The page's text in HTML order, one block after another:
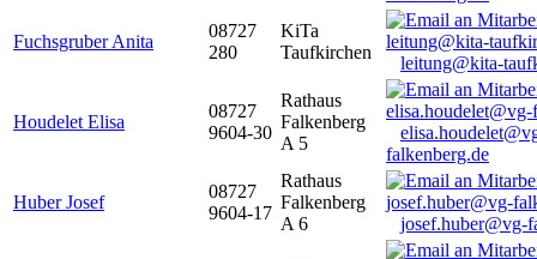
Fuchsgruber Anita
08727
280
KiTa
Taufkirchen
leitung@kita-
Houdelet Elisa
08727
9604-30
Rathaus
Falkenberg
A 5
falkenberg.de
Huber Josef
08727
9604-17
Rathaus
Falkenberg
A 6
josef.huber@vg-